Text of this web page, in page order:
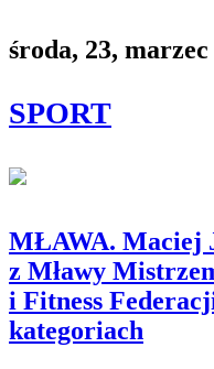
środa, 23,
SPORT
MŁAWA. Maciej
z Mławy
i Fitness
kategoriach